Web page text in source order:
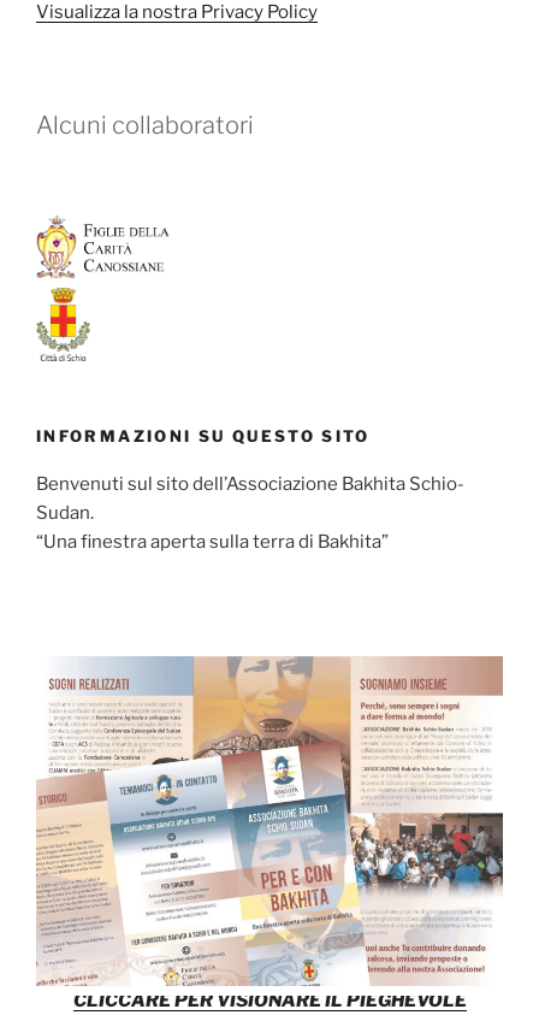
Visualizza la nostra Privacy Policy
Alcuni collaboratori
INFORMAZIONI SU QUESTO SITO
Benvenuti sul sito dell’Associazione Bakhita Schio-
Sudan.
“Una finestra aperta sulla terra di Bakhita”
CLICCARE PER VISIONARE IL PIEGHEVOLE